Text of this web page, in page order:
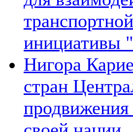
инициативы
Нигора
стран